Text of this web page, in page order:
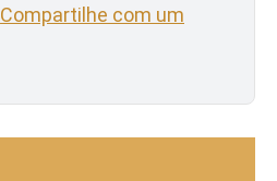
Compartilhe com um